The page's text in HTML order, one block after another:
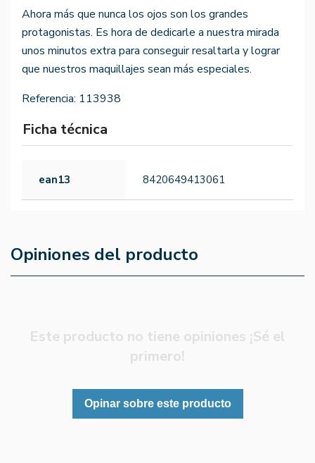
Ahora más que nunca los ojos son los grandes
protagonistas. Es hora de dedicarle a nuestra mirada
unos minutos extra para conseguir resaltarla y lograr
que nuestros maquillajes sean más especiales.
Referencia: 113938
Ficha técnica
ean13 8420649413061
Opiniones del producto
Este producto no tiene opiniones ¡Sé el
primero!
Opinar sobre este producto